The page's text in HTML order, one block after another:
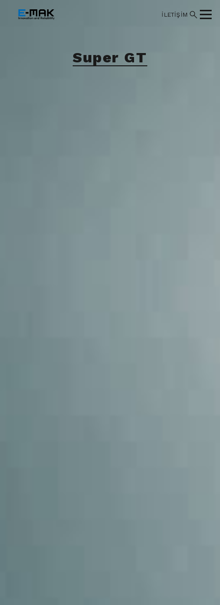
İLETİŞİM
Super GT